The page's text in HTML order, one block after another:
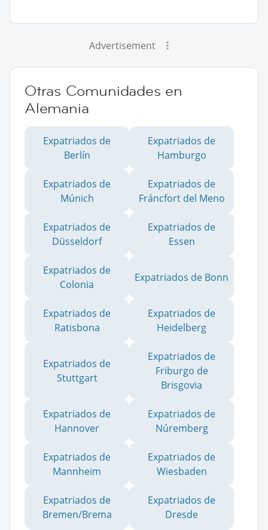
Advertisement
Otras Comunidades en
Alemania
Expatriados de
Berlín
Expatriados de
Hamburgo
Expatriados de
Múnich
Expatriados de
Fráncfort del Meno
Expatriados de
Düsseldorf
Expatriados de
Essen
Expatriados de
Colonia
Expatriados de Bonn
Expatriados de
Ratisbona
Expatriados de
Heidelberg
Expatriados de
Stuttgart
Expatriados de
Friburgo de
Brisgovia
Expatriados de
Hannover
Expatriados de
Núremberg
Expatriados de
Mannheim
Expatriados de
Wiesbaden
Expatriados de
Bremen/Brema
Expatriados de
Dresde